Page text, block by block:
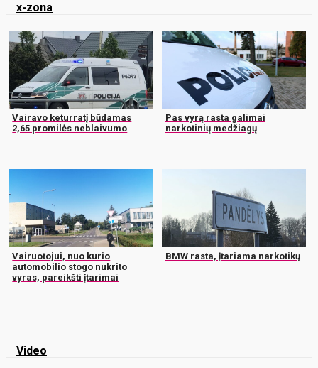
x-zona
Vairavo keturratį būdamas
2,65 promilės neblaivumo
Pas vyrą rasta galimai
narkotinių medžiagų
Vairuotojui, nuo kurio
automobilio stogo nukrito
vyras, pareikšti įtarimai
BMW rasta, įtariama narkotikų
Video